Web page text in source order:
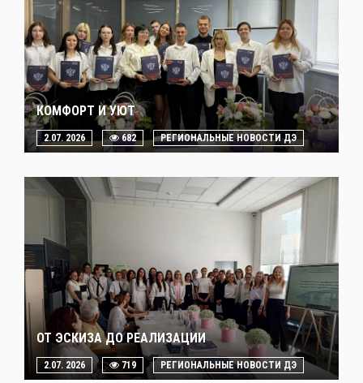
КОМФОРТ И УЮТ
2.07. 2026 682 РЕГИОНАЛЬНЫЕ НОВОСТИ ДЭ
ОТ ЭСКИЗА ДО РЕАЛИЗАЦИИ
2.07. 2026 719 РЕГИОНАЛЬНЫЕ НОВОСТИ ДЭ